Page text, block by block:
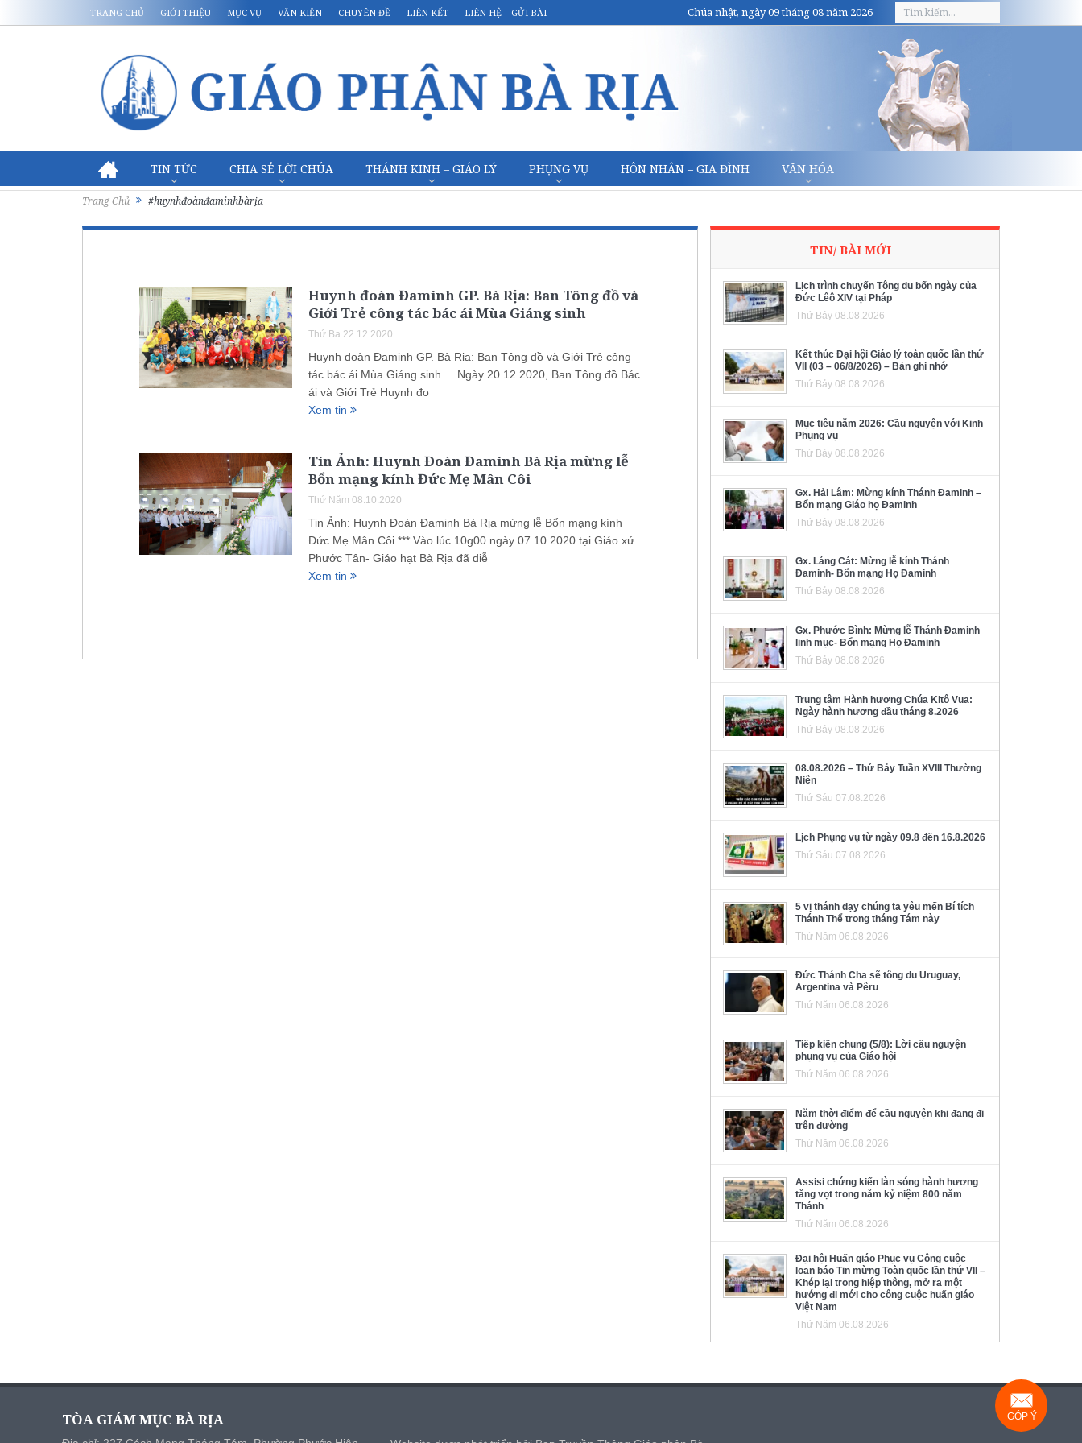
TRANG CHỦ GIỚI THIỆU MỤC VỤ VĂN KIỆN CHUYÊN ĐỀ LIÊN KẾT LIÊN HỆ – GỬI BÀI Chúa nhật, ngày 09 tháng 08 năm 2026
TIN TỨC CHIA SẺ LỜI CHÚA THÁNH KINH – GIÁO LÝ PHỤNG VỤ HÔN NHÂN – GIA ĐÌNH VĂN HÓA
Trang Chủ #huynhđoànđaminhbàrịa
Huynh đoàn Đaminh GP. Bà Rịa: Ban Tông đồ và
Giới Trẻ công tác bác ái Mùa Giáng sinh
Thứ Ba 22.12.2020
Huynh đoàn Đaminh GP. Bà Rịa: Ban Tông đồ và Giới Trẻ công
tác bác ái Mùa Giáng sinh Ngày 20.12.2020, Ban Tông đồ Bác
ái và Giới Trẻ Huynh đo
Xem tin
Tin Ảnh: Huynh Đoàn Đaminh Bà Rịa mừng lễ
Bổn mạng kính Đức Mẹ Mân Côi
Thứ Năm 08.10.2020
Tin Ảnh: Huynh Đoàn Đaminh Bà Rịa mừng lễ Bổn mạng kính
Đức Mẹ Mân Côi *** Vào lúc 10g00 ngày 07.10.2020 tại Giáo xứ
Phước Tân- Giáo hạt Bà Rịa đã diễ
Xem tin
TIN/ BÀI MỚI
Lịch trình chuyến Tông du bốn ngày của
Đức Lêô XIV tại Pháp
Thứ Bảy 08.08.2026
Kết thúc Đại hội Giáo lý toàn quốc lần thứ
VII (03 – 06/8/2026) – Bản ghi nhớ
Thứ Bảy 08.08.2026
Mục tiêu năm 2026: Cầu nguyện với Kinh
Phụng vụ
Thứ Bảy 08.08.2026
Gx. Hải Lâm: Mừng kính Thánh Đaminh –
Bổn mạng Giáo họ Đaminh
Thứ Bảy 08.08.2026
Gx. Láng Cát: Mừng lễ kính Thánh
Đaminh- Bổn mạng Họ Đaminh
Thứ Bảy 08.08.2026
Gx. Phước Bình: Mừng lễ Thánh Đaminh
linh mục- Bổn mạng Họ Đaminh
Thứ Bảy 08.08.2026
Trung tâm Hành hương Chúa Kitô Vua:
Ngày hành hương đầu tháng 8.2026
Thứ Bảy 08.08.2026
08.08.2026 – Thứ Bảy Tuần XVIII Thường
Niên
Thứ Sáu 07.08.2026
Lịch Phụng vụ từ ngày 09.8 đến 16.8.2026
Thứ Sáu 07.08.2026
5 vị thánh dạy chúng ta yêu mến Bí tích
Thánh Thể trong tháng Tám này
Thứ Năm 06.08.2026
Đức Thánh Cha sẽ tông du Uruguay,
Argentina và Pêru
Thứ Năm 06.08.2026
Tiếp kiến chung (5/8): Lời cầu nguyện
phụng vụ của Giáo hội
Thứ Năm 06.08.2026
Năm thời điểm để cầu nguyện khi đang đi
trên đường
Thứ Năm 06.08.2026
Assisi chứng kiến làn sóng hành hương
tăng vọt trong năm kỷ niệm 800 năm
Thánh
Thứ Năm 06.08.2026
Đại hội Huấn giáo Phục vụ Công cuộc
loan báo Tin mừng Toàn quốc lần thứ VII –
Khép lại trong hiệp thông, mở ra một
hướng đi mới cho công cuộc huấn giáo
Việt Nam
Thứ Năm 06.08.2026
TÒA GIÁM MỤC BÀ RỊA GÓP Ý